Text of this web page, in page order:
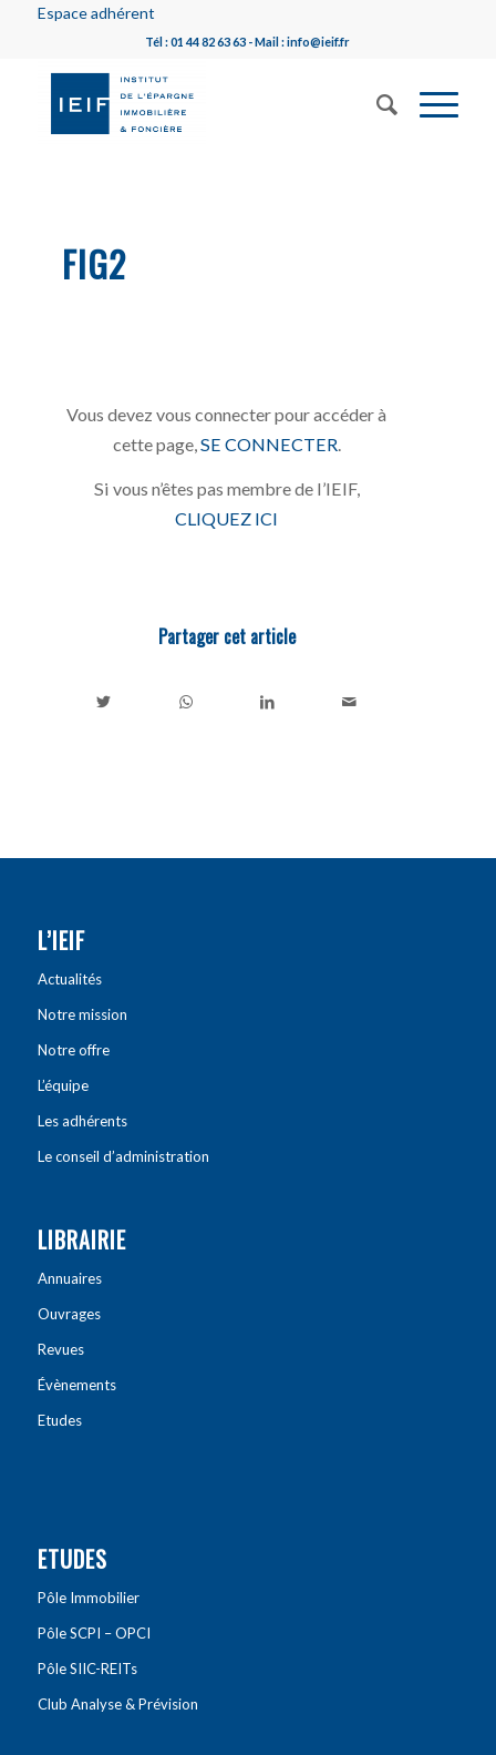
Espace adhérent
Tél : 01 44 82 63 63 - Mail : info@ieif.fr
FIG2
Vous devez vous connecter pour accéder à
cette page, SE CONNECTER
Si vous n’êtes pas membre de l’IEIF,
CLIQUEZ ICI
Partager cet article
L’IEIF
Actualités
Notre mission
Notre offre
L’équipe
Les adhérents
Le conseil d’administration
LIBRAIRIE
Annuaires
Ouvrages
Revues
Évènements
Etudes
ETUDES
Pôle Immobilier
Pôle SCPI – OPCI
Pôle SIIC-REITs
Club Analyse & Prévision